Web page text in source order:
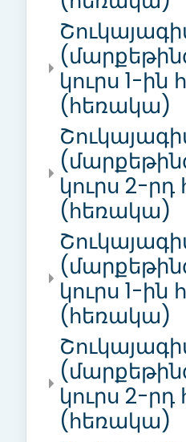
կուրս 1-ին
(հեռակա)
կուրս 2-րդ
(հեռակա)
կուրս 1-ին
(հեռակա)
կուրս 2-րդ
(հեռակա)